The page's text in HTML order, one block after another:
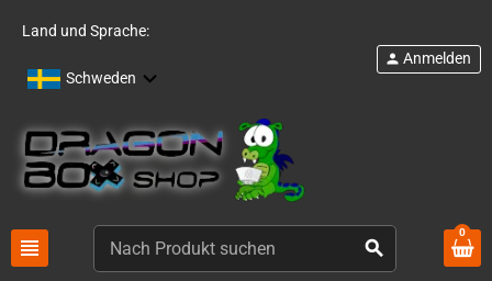
Land und Sprache:
Schweden
view_headline search
person Anmelden
0